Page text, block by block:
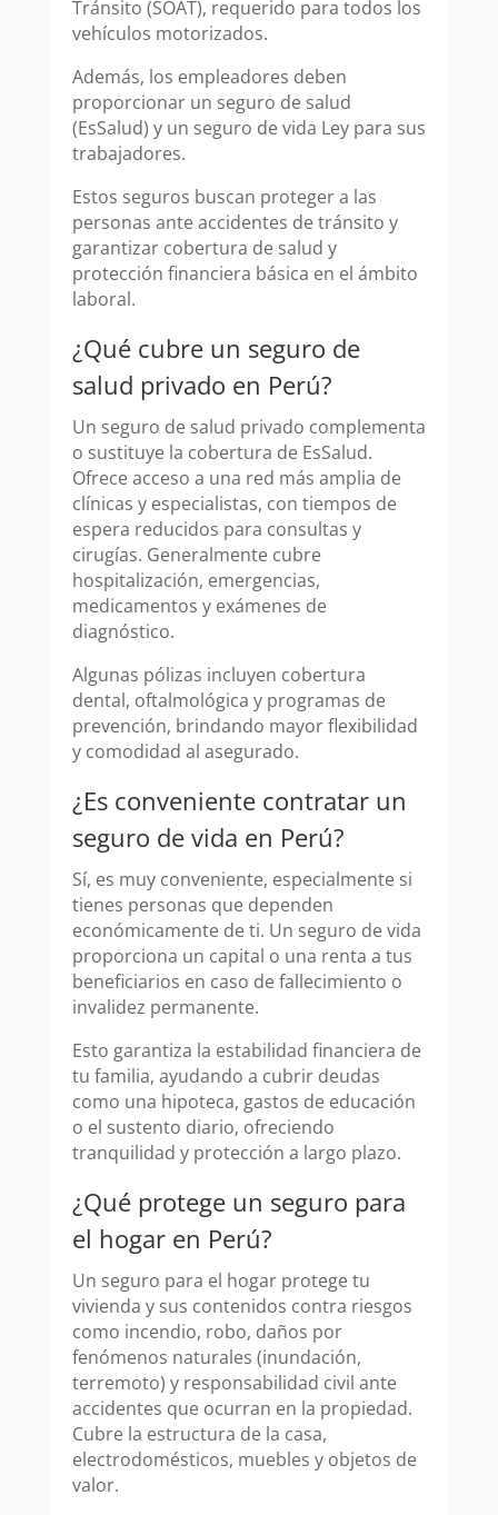
Tránsito (SOAT), requerido para todos los
vehículos motorizados.
Además, los empleadores deben
proporcionar un seguro de salud
(EsSalud) y un seguro de vida Ley para sus
trabajadores.
Estos seguros buscan proteger a las
personas ante accidentes de tránsito y
garantizar cobertura de salud y
protección financiera básica en el ámbito
laboral.
¿Qué cubre un seguro de
salud privado en Perú?
Un seguro de salud privado complementa
o sustituye la cobertura de EsSalud.
Ofrece acceso a una red más amplia de
clínicas y especialistas, con tiempos de
espera reducidos para consultas y
cirugías. Generalmente cubre
hospitalización, emergencias,
medicamentos y exámenes de
diagnóstico.
Algunas pólizas incluyen cobertura
dental, oftalmológica y programas de
prevención, brindando mayor flexibilidad
y comodidad al asegurado.
¿Es conveniente contratar un
seguro de vida en Perú?
Sí, es muy conveniente, especialmente si
tienes personas que dependen
económicamente de ti. Un seguro de vida
proporciona un capital o una renta a tus
beneficiarios en caso de fallecimiento o
invalidez permanente.
Esto garantiza la estabilidad financiera de
tu familia, ayudando a cubrir deudas
como una hipoteca, gastos de educación
o el sustento diario, ofreciendo
tranquilidad y protección a largo plazo.
¿Qué protege un seguro para
el hogar en Perú?
Un seguro para el hogar protege tu
vivienda y sus contenidos contra riesgos
como incendio, robo, daños por
fenómenos naturales (inundación,
terremoto) y responsabilidad civil ante
accidentes que ocurran en la propiedad.
Cubre la estructura de la casa,
electrodomésticos, muebles y objetos de
valor.